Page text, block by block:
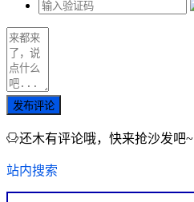
发布评论
还木有评论哦，快来抢沙发吧~
站内搜索